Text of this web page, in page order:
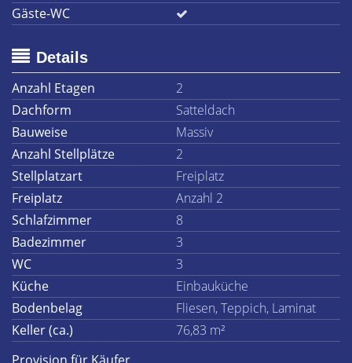
Gäste-WC
Details
Anzahl Etagen
2
Dachform
Satteldach
Bauweise
Massiv
Anzahl Stellplätze
2
Stellplatzart
Freiplatz
Freiplatz
Anzahl 2
Schlafzimmer
8
Badezimmer
3
WC
3
Küche
Einbauküche
Bodenbelag
Fliesen, Teppich, Laminat
Keller (ca.)
76,83 m²